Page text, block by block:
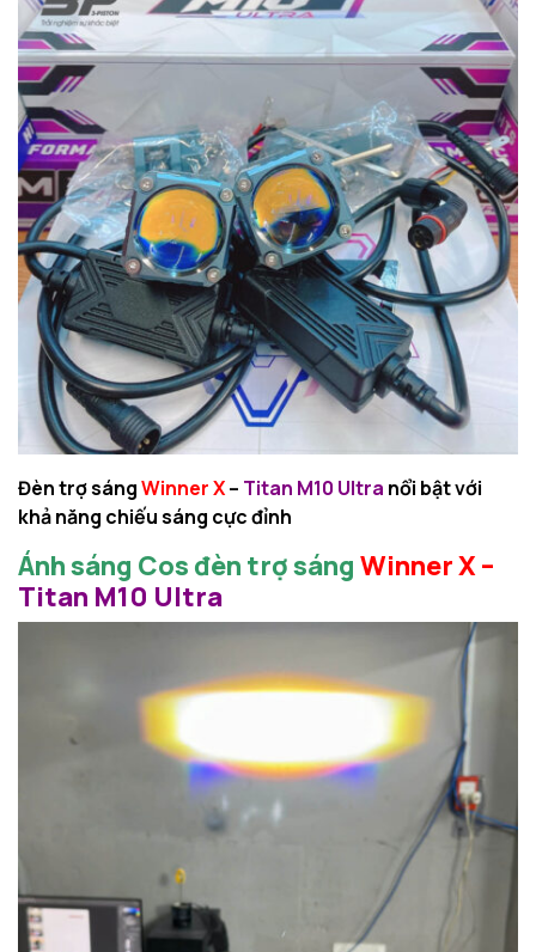
Đèn trợ sángWinner X– Titan M10 Ultra nổi bật với
khả năng chiếu sáng cực đỉnh
Ánh sáng Cos đèn trợ sáng Winner X –
Titan M10 Ultra